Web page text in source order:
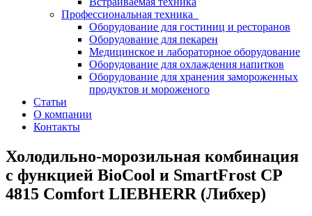
Профессиональная техника
Оборудование для гостиниц и ресторанов
Оборудование для пекарен
Медицинское и лабораторное оборудование
Оборудование для охлаждения напитков
Оборудование для хранения замороженных
продуктов и мороженого
Статьи
О компании
Контакты
Холодильно-морозильная комбинация
с функцией BioCool и SmartFrost CP
4815 Comfort LIEBHERR (Либхер)